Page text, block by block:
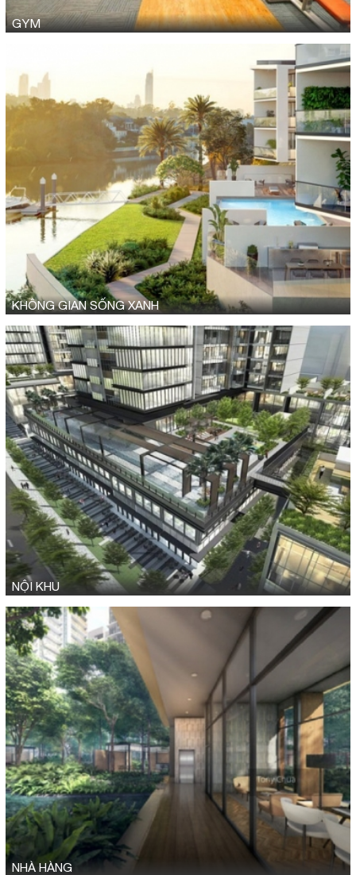
GYM
KHÔNG GIAN SỐNG XANH
NỘI KHU
NHÀ HÀNG